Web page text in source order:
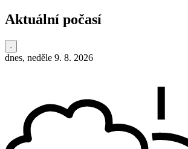
Aktuální počasí
dnes, neděle 9. 8. 2026